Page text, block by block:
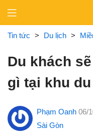
content
Tin tức > Du lịch >
Du khách
gì tại khu
Phạm Oanh 06/
Sài Gòn